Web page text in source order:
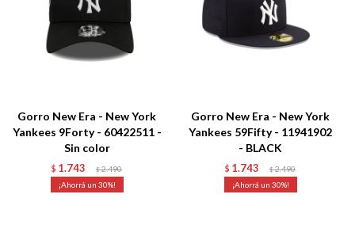
Gorro New Era - New York
Yankees 9Forty - 60422511 -
Sin color
$ 1.743 $ 2.490
30
Gorro New Era - New York
Yankees 59Fifty - 11941902
- BLACK
$ 1.743 $ 2.490
30